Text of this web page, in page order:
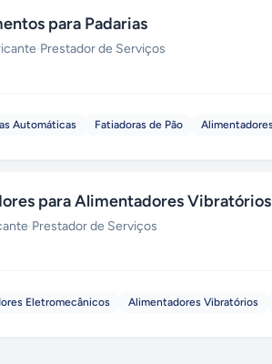
para Padarias
·Prestador de Serviços
Automáticas Fatiadoras de Pão
para Alimentadores Vibratórios
·Prestador de Serviços
Eletromecânicos Alimentadores Vibratórios